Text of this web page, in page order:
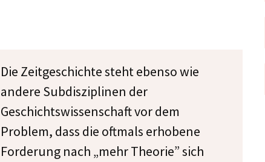
Die Zeitgeschichte steht ebenso wie
andere Subdisziplinen der
Geschichtswissenschaft vor dem
Problem, dass die oftmals erhobene
Forderung nach „mehr Theorie” sich